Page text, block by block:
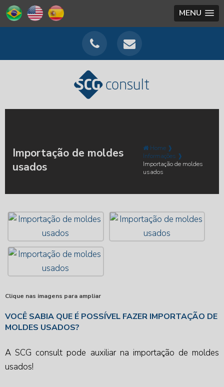
MENU
Importação de moldes
usados
Home ❱
Informações ❱
Importação de moldes
usados
Clique nas imagens para ampliar
VOCÊ SABIA QUE É POSSÍVEL FAZER IMPORTAÇÃO DE
MOLDES USADOS?
A SCG consult pode auxiliar na importação de moldes
usados!